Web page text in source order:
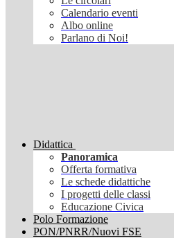
Calendario eventi
Albo online
Parlano di Noi!
Didattica
Panoramica
Offerta formativa
Le schede didattiche
I progetti delle classi
Educazione Civica
Polo Formazione
PON/PNRR/Nuovi FSE